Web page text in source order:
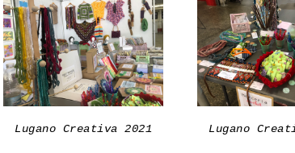
Lugano Creativa 2021 Lugano